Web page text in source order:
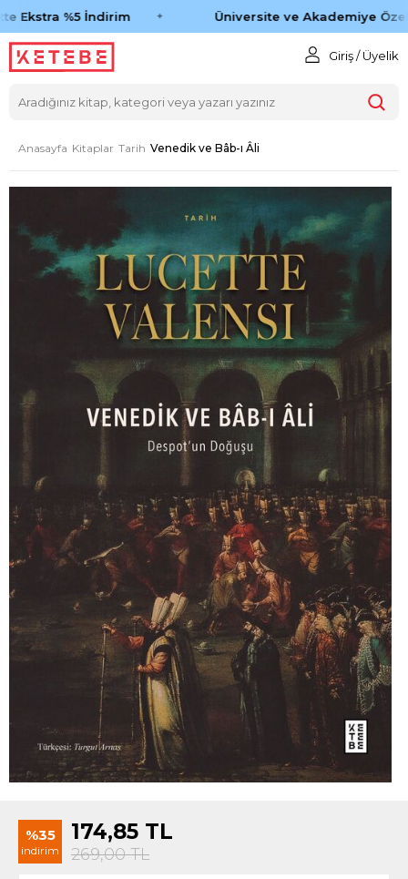
Ekstra %5 İndirim Üniversite ve Akademiye Özel
Giriş / Üyelik
Anasayfa Kitaplar Tarih Venedik ve Bâb-ı Âli
%35
indirim
174,85 TL
269,00TL